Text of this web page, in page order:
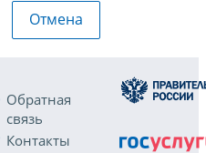
Отмена
Обратная
связь
Контакты